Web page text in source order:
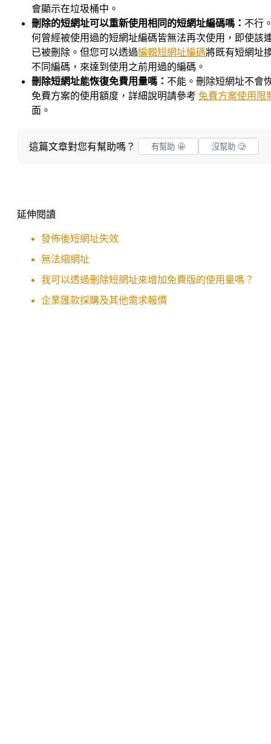
會顯示在垃圾桶中。
刪除的短網址可以重新使用相同的短網址編碼嗎： 不行
何曾經被使用過的短網址編碼皆無法再次使用，即使該
已被刪除。但您可以透過編輯短網址編碼將既有短網址
不同編碼，來達到使用之前用過的編碼。
刪除短網址能恢復免費用量嗎： 不能。刪除短網址不會
免費方案的使用額度，詳細說明請參考 免費方案使用限
面。
這篇文章對您有幫助嗎？ 有幫助 🤩 沒幫助 🥲
延伸閱讀
發佈後短網址失效
無法縮網址
我可以透過刪除短網址來增加免費版的使用量嗎？
企業匯款採購及其他需求報價